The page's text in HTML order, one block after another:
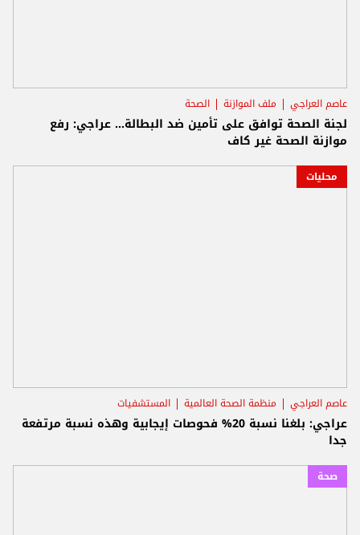
عاصم العراجي ملف الموازنة الصحة
لجنة الصحة توافق على تأمين ضد البطالة... عراجي: رفع
موازنة الصحة غير كاف
محليات
عاصم العراجي منظمة الصحة العالمية المستشفيات
عراجي: بلغنا نسبة 20% فحوصات إيجابية وهذه نسبة مرتفعة
جدا
صحة